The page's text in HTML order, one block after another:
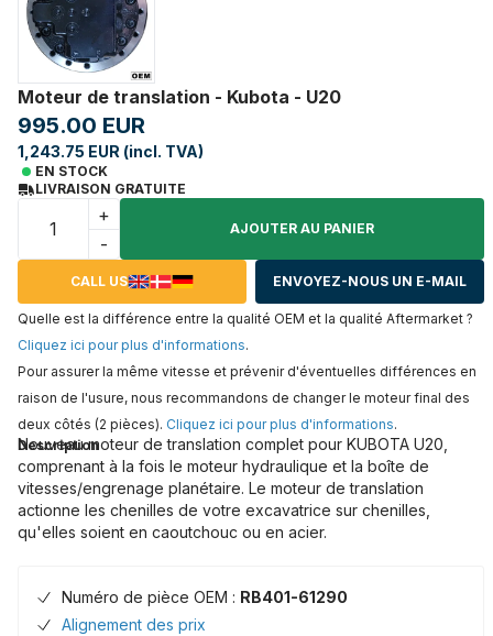
Moteur de translation - Kubota - U20
995.00 EUR
1,243.75 EUR (incl. TVA)
EN STOCK
LIVRAISON GRATUITE
+
-
AJOUTER AU PANIER
CALL US ENVOYEZ-NOUS UN E-MAIL
Quelle est la différence entre la qualité OEM et la qualité Aftermarket ?
Cliquez ici pour plus d'informations.
Pour assurer la même vitesse et prévenir d'éventuelles différences en
raison de l'usure, nous recommandons de changer le moteur final des
deux côtés (2 pièces). Cliquez ici pour plus d'informations.
Description
Nouveau moteur de translation complet pour KUBOTA U20,
comprenant à la fois le moteur hydraulique et la boîte de
vitesses/engrenage planétaire. Le moteur de translation
actionne les chenilles de votre excavatrice sur chenilles,
qu'elles soient en caoutchouc ou en acier.
Numéro de pièce OEM : RB401-61290
Alignement des prix